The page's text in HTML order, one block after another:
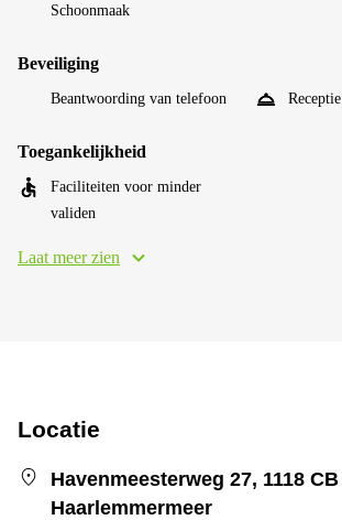
Schoonmaak
Beveiliging
Beantwoording van telefoon Receptie
Toegankelijkheid
Faciliteiten voor minder
validen
Laat meer zien
Locatie
Havenmeesterweg 27, 1118 CB
Haarlemmermeer